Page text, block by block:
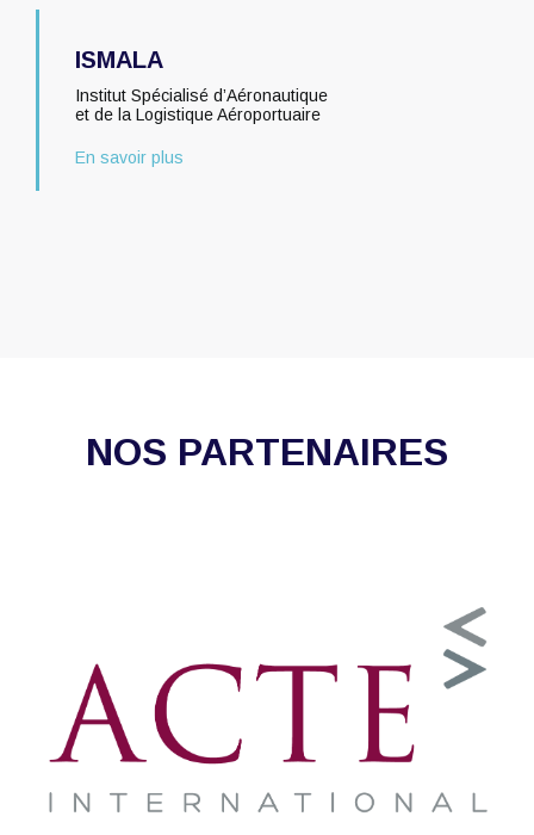
ISMALA
Institut Spécialisé d’Aéronautique
et de la Logistique Aéroportuaire
En savoir plus
NOS PARTENAIRES